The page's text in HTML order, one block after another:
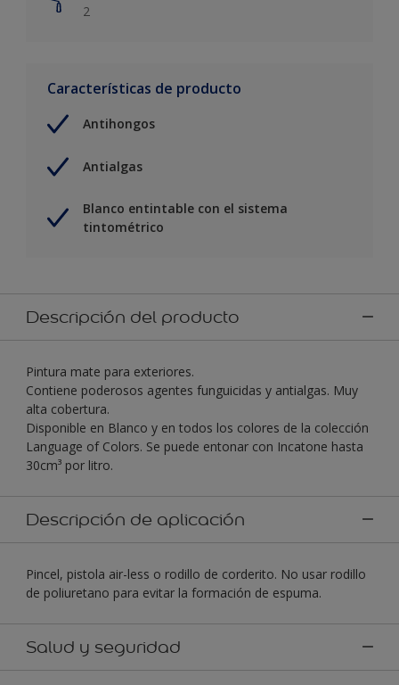
2
Características de producto
Antihongos
Antialgas
Blanco entintable con el sistema
tintométrico
Descripción del producto
Pintura mate para exteriores.
Contiene poderosos agentes funguicidas y antialgas. Muy
alta cobertura.
Disponible en Blanco y en todos los colores de la colección
Language of Colors. Se puede entonar con Incatone hasta
30cm³ por litro.
Descripción de aplicación
Pincel, pistola air-less o rodillo de corderito. No usar rodillo
de poliuretano para evitar la formación de espuma.
Salud y seguridad